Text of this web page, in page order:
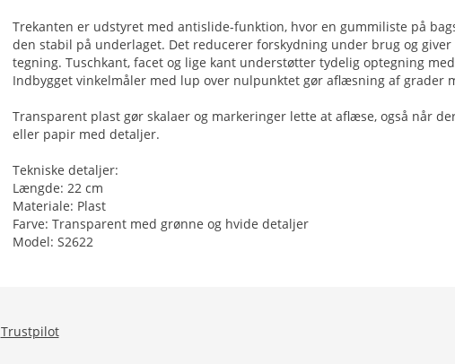
Trekanten er udstyret med antislide-funktion, hvor en gummiliste på
den stabil på underlaget. Det reducerer forskydning under brug og
tegning. Tuschkant, facet og lige kant understøtter tydelig optegning
Indbygget vinkelmåler med lup over nulpunktet gør aflæsning af grader
Transparent plast gør skalaer og markeringer lette at aflæse, også når
eller papir med detaljer.
Tekniske detaljer:
Længde: 22 cm
Materiale: Plast
Farve: Transparent med grønne og hvide detaljer
Model: S2622
Trustpilot